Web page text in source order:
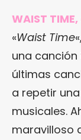
WAIST
«Waist Time
una
últimas
a repetir
musicales.
maravilloso